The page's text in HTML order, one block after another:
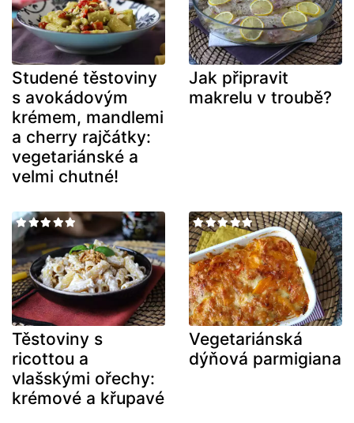
Studené těstoviny
s avokádovým
krémem, mandlemi
a cherry rajčátky:
vegetariánské a
velmi chutné!
Jak připravit
makrelu v troubě?
Těstoviny s
ricottou a
vlašskými ořechy:
krémové a křupavé
Vegetariánská
dýňová parmigiana